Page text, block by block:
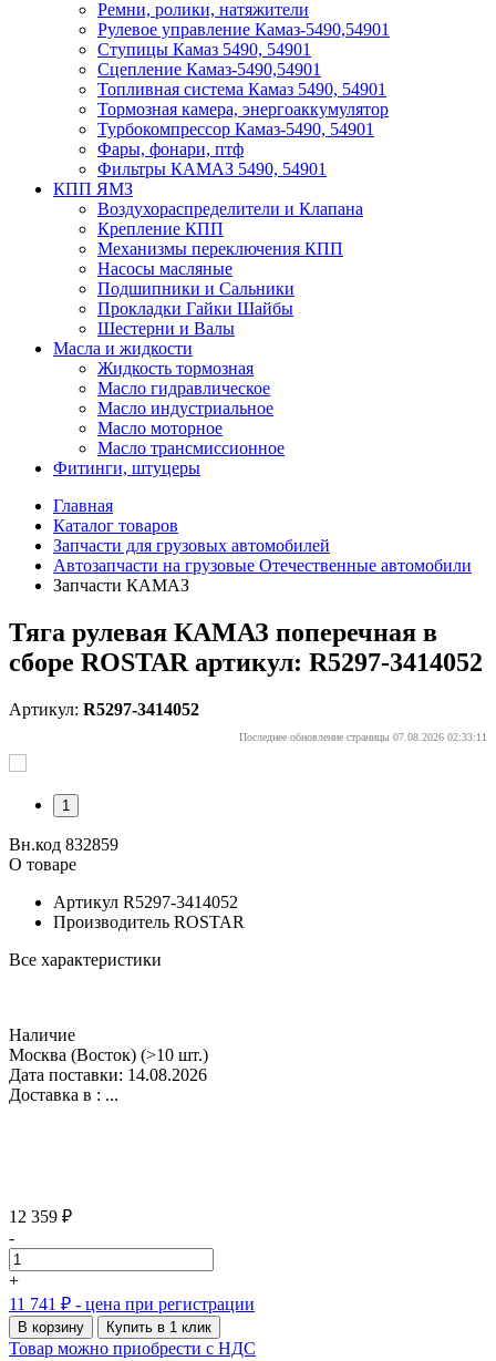
Ремни, ролики, натяжители
Рулевое управление Камаз-5490,54901
Ступицы Камаз 5490, 54901
Сцепление Камаз-5490,54901
Топливная система Камаз 5490, 54901
Тормозная камера, энергоаккумулятор
Турбокомпрессор Камаз-5490, 54901
Фары, фонари, птф
Фильтры КАМАЗ 5490, 54901
КПП ЯМЗ
Воздухораспределители и Клапана
Крепление КПП
Механизмы переключения КПП
Насосы масляные
Подшипники и Сальники
Прокладки Гайки Шайбы
Шестерни и Валы
Масла и жидкости
Жидкость тормозная
Масло гидравлическое
Масло индустриальное
Масло моторное
Масло трансмиссионное
Фитинги, штуцеры
Главная
Каталог товаров
Запчасти для грузовых автомобилей
Автозапчасти на грузовые Отечественные автомобили
Запчасти КАМАЗ
Тяга рулевая КАМАЗ поперечная в
сборе ROSTAR артикул: R5297-3414052
Артикул: R5297-3414052
Последнее обновление страницы 07.08.2026 02:33:11
1
Вн.код 832859
О товаре
Артикул R5297-3414052
Производитель ROSTAR
Все характеристики
Наличие
Москва (Восток) (>10 шт.)
Дата поставки: 14.08.2026
Доставка в : ...
12 359 ₽
-
+
11 741 ₽ - цена при регистрации
В корзину Купить в 1 клик
Товар можно приобрести с НДС